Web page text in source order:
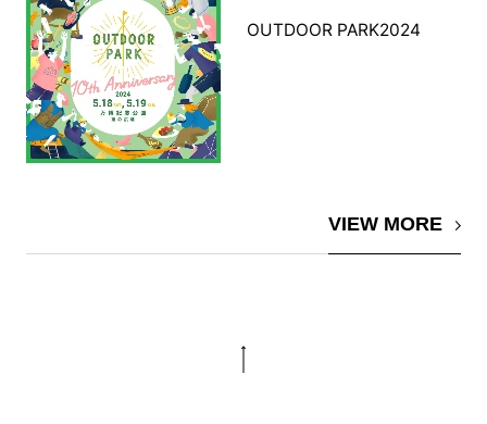
OUTDOOR PARK2024
VIEW MORE